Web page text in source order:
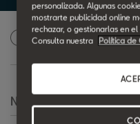
Solicita una
Nombre
personalizada. Algunas
mostrarte publicidad online
rechazar, o gestionarlas en
Consulta nuestra
Política de